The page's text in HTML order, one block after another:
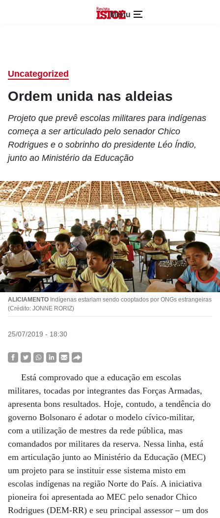
Menu
Uncategorized
Ordem unida nas aldeias
Projeto que prevê escolas militares para indígenas
começa a ser articulado pelo senador Chico
Rodrigues e o sobrinho do presidente Léo Índio,
junto ao Ministério da Educação
ALICIAMENTO Indígenas estariam sendo cooptados por ONGs estrangeiras
(Crédito: JONNE RORIZ)
25/07/2019 - 18:30
Está comprovado que a educação em escolas
militares, tocadas por integrantes das Forças Armadas,
apresenta bons resultados. Hoje, contudo, a tendência do
governo Bolsonaro é adotar o modelo cívico-militar,
com a utilização de mestres da rede pública, mas
comandados por militares da reserva. Nessa linha, está
em articulação junto ao Ministério da Educação (MEC)
um projeto para se instituir esse sistema misto em
escolas indígenas na região Norte do País. A iniciativa
pioneira foi apresentada ao MEC pelo senador Chico
Rodrigues (DEM-RR) e seu principal assessor – um dos